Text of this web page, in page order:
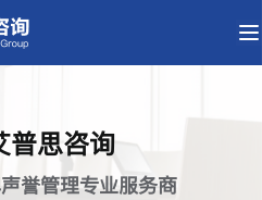
普思咨询
誉管理专业服务商